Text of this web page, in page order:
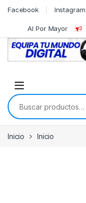
Skip to navigation
Skip to content
Facebook Instagram
Al Por Mayor
Buscar por:
Inicio Inicio